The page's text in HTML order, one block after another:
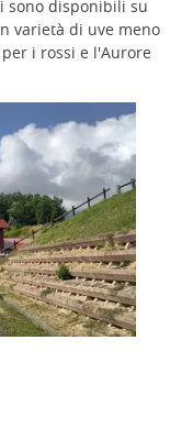
sono disponibili su
varietà di uve meno
i rossi e l'Aurore